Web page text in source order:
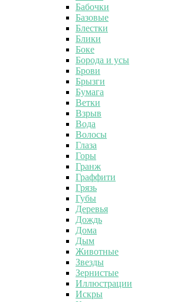
Бабочки
Базовые
Блестки
Блики
Боке
Борода и усы
Брови
Брызги
Бумага
Ветки
Взрыв
Вода
Волосы
Глаза
Горы
Гранж
Граффити
Грязь
Губы
Деревья
Дождь
Дома
Дым
Животные
Звезды
Зернистые
Иллюстрации
Искры